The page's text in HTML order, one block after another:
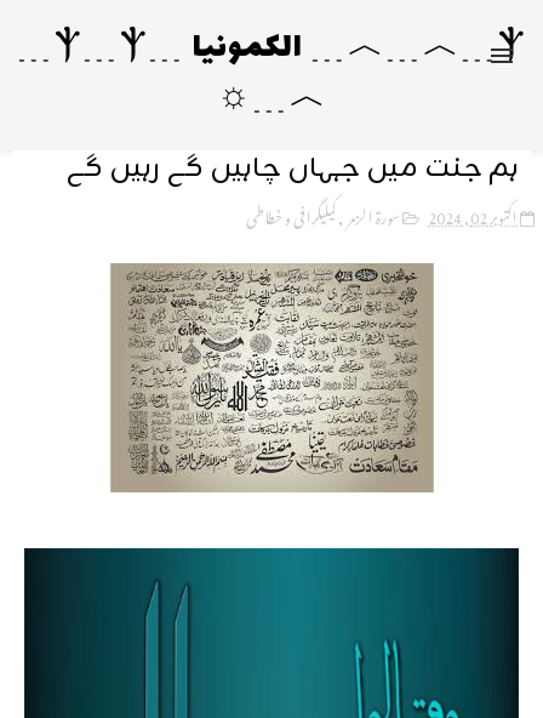
Ⲯ﹍︿﹍︿﹍ الکمونیا ﹍Ⲯ﹍Ⲯ﹍
︿﹍☼
ہم جنت میں جہاں چاہیں گے رہیں گے
اکتوبر 02, 2024 سورۃ الزمر,کیلیگرافی و خطاطی